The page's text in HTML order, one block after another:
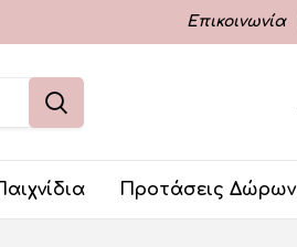
Επικοινωνία
Προτάσεις Δώρων